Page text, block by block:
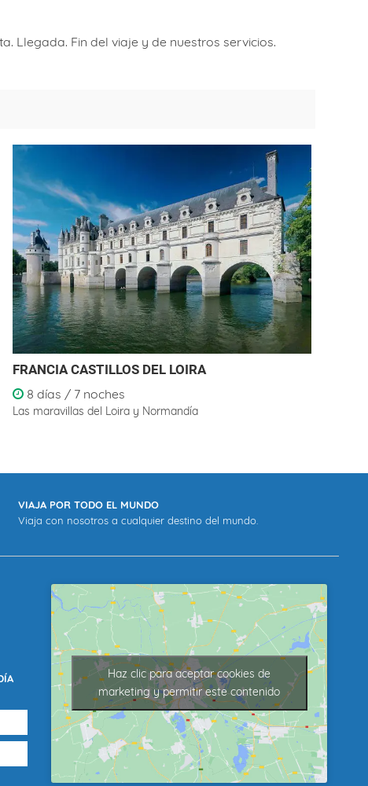
Llegada. Fin del viaje y de nuestros servicios.
FRANCIA CASTILLOS DEL LOIRA
8 días / 7 noches
Las maravillas del Loira y Normandía
VIAJA POR TODO EL MUNDO
Viaja con nosotros a cualquier destino del mundo.
Haz clic para aceptar cookies de
marketing y permitir este contenido